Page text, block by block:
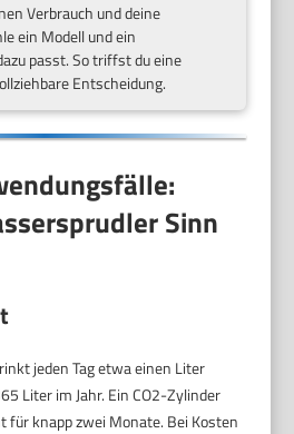
Verbrauch und deine
ein Modell und ein
passt. So triffst du eine
Entscheidung.
Sinn
jeden Tag etwa einen Liter
Liter im Jahr. Ein CO2-Zylinder
knapp zwei Monate. Bei Kosten